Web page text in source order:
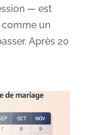
— est
un
Après 20